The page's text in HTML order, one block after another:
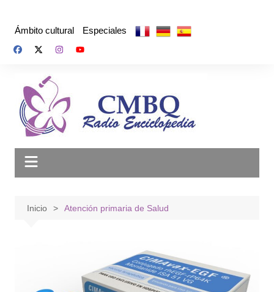
Ámbito cultural Especiales
Inicio Atención primaria de Salud